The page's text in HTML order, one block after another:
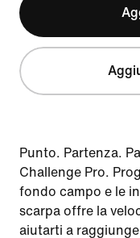
Punto. Partenza.
Challenge Pro.
fondo campo e le
scarpa offre la
aiutarti a